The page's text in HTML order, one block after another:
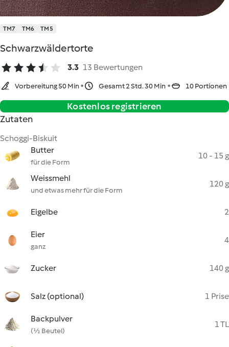
TM7 TM6 TM5
Schwarzwäldertorte
3.3 13 Bewertungen
Vorbereitung 50 Min Gesamt 2 Std. 30 Min 10 Portionen
Kostenlos registrieren
Zutaten
Schoggi-Biskuit
Butter
für die Form
10 - 15 g
Weissmehl
und etwas mehr für die Form
120 g
Eigelbe 2
Eier
ganz
4
Zucker 140 g
Salz (optional) 1 Prise
Backpulver
(½ Beutel)
1 TL